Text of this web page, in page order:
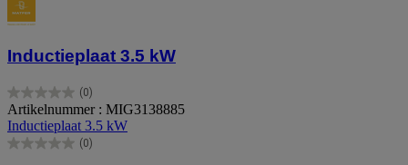
Inductieplaat 3.5 kW
(0)
0.0
van
de
5
Artikelnummer : MIG3138885
Inductieplaat 3.5 kW
(0)
0.0